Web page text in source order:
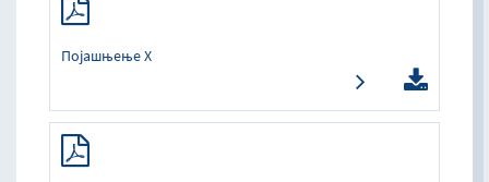
Појашњење X